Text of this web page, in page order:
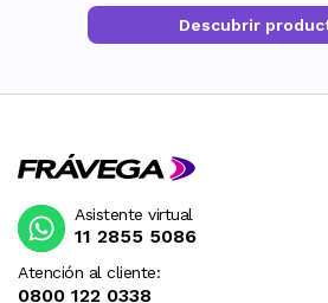
Descubrir
Atención al cliente:
0800 122 0338
Asistente virtual
11 2855 5086